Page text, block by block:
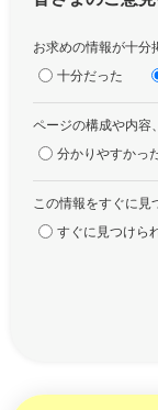
お求めの情報が十分
十分だった
ページの構成や内容
分かりやすかっ
この情報をすぐに見
すぐに見つけら